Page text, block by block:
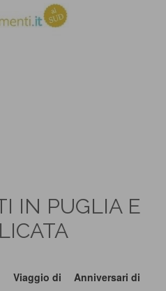
IN PUGLIA E
Viaggio di Anniversari di